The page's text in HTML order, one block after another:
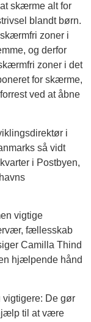
skærme alt for
blandt børn.
zoner i
og derfor
zoner i det
for skærme,
ved at åbne
i
så vidt
i Postbyen,
vigtige
fællesskab
Camilla Thind
hjælpende hånd
vigtigere: De gør
til at være